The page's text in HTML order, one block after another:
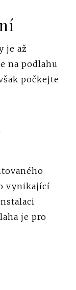
je až
na podlahu
počkejte
vynikající
je pro